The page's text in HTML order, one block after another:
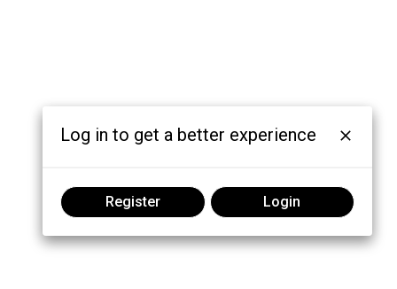
Log in to get a better experience
Register Login